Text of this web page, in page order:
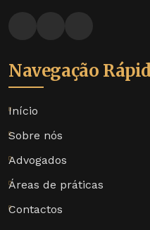
Navegação
Início
Sobre nós
Advogados
Áreas de práticas
Contactos